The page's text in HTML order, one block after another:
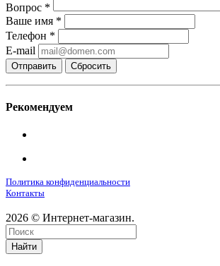
Вопрос *
Ваше имя *
Телефон *
E-mail
Сбросить
Рекомендуем
Политика конфиденциальности
Контакты
2026 © Интернет-магазин.
Найти